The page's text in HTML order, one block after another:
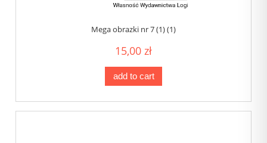
Mega obrazki nr 7 (1) (1)
15,00 zł
add to cart